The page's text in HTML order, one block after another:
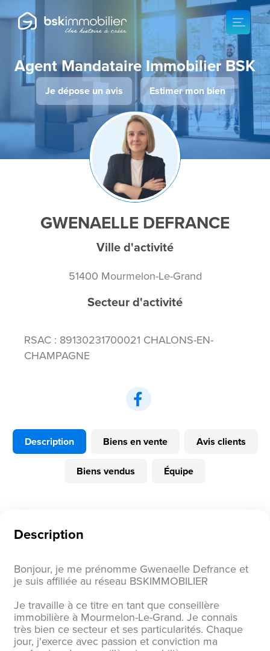
Agent Mandataire Immobilier BSK
Je dépose un avis Estimer mon bien
GWENAELLE DEFRANCE
Ville d'activité
51400 Mourmelon-Le-Grand
Secteur d'activité
RSAC : 89130231700021 CHALONS-EN-
CHAMPAGNE
Description Biens en vente Avis clients
Biens vendus Équipe
Description
Bonjour, je me prénomme Gwenaelle Defrance et
je suis affiliée au réseau BSKIMMOBILIER
Je travaille à ce titre en tant que conseillère
immobilière à Mourmelon-Le-Grand. Je connais
très bien ce secteur et ses particularités. Chaque
jour, j'exerce avec passion et conviction ma